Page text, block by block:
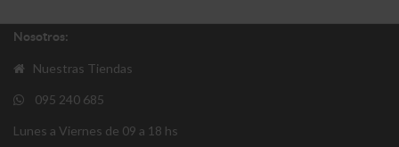
Nosotros:
Nuestras Tiendas
095 240 685
Lunes a Viernes de 09 a 18 hs